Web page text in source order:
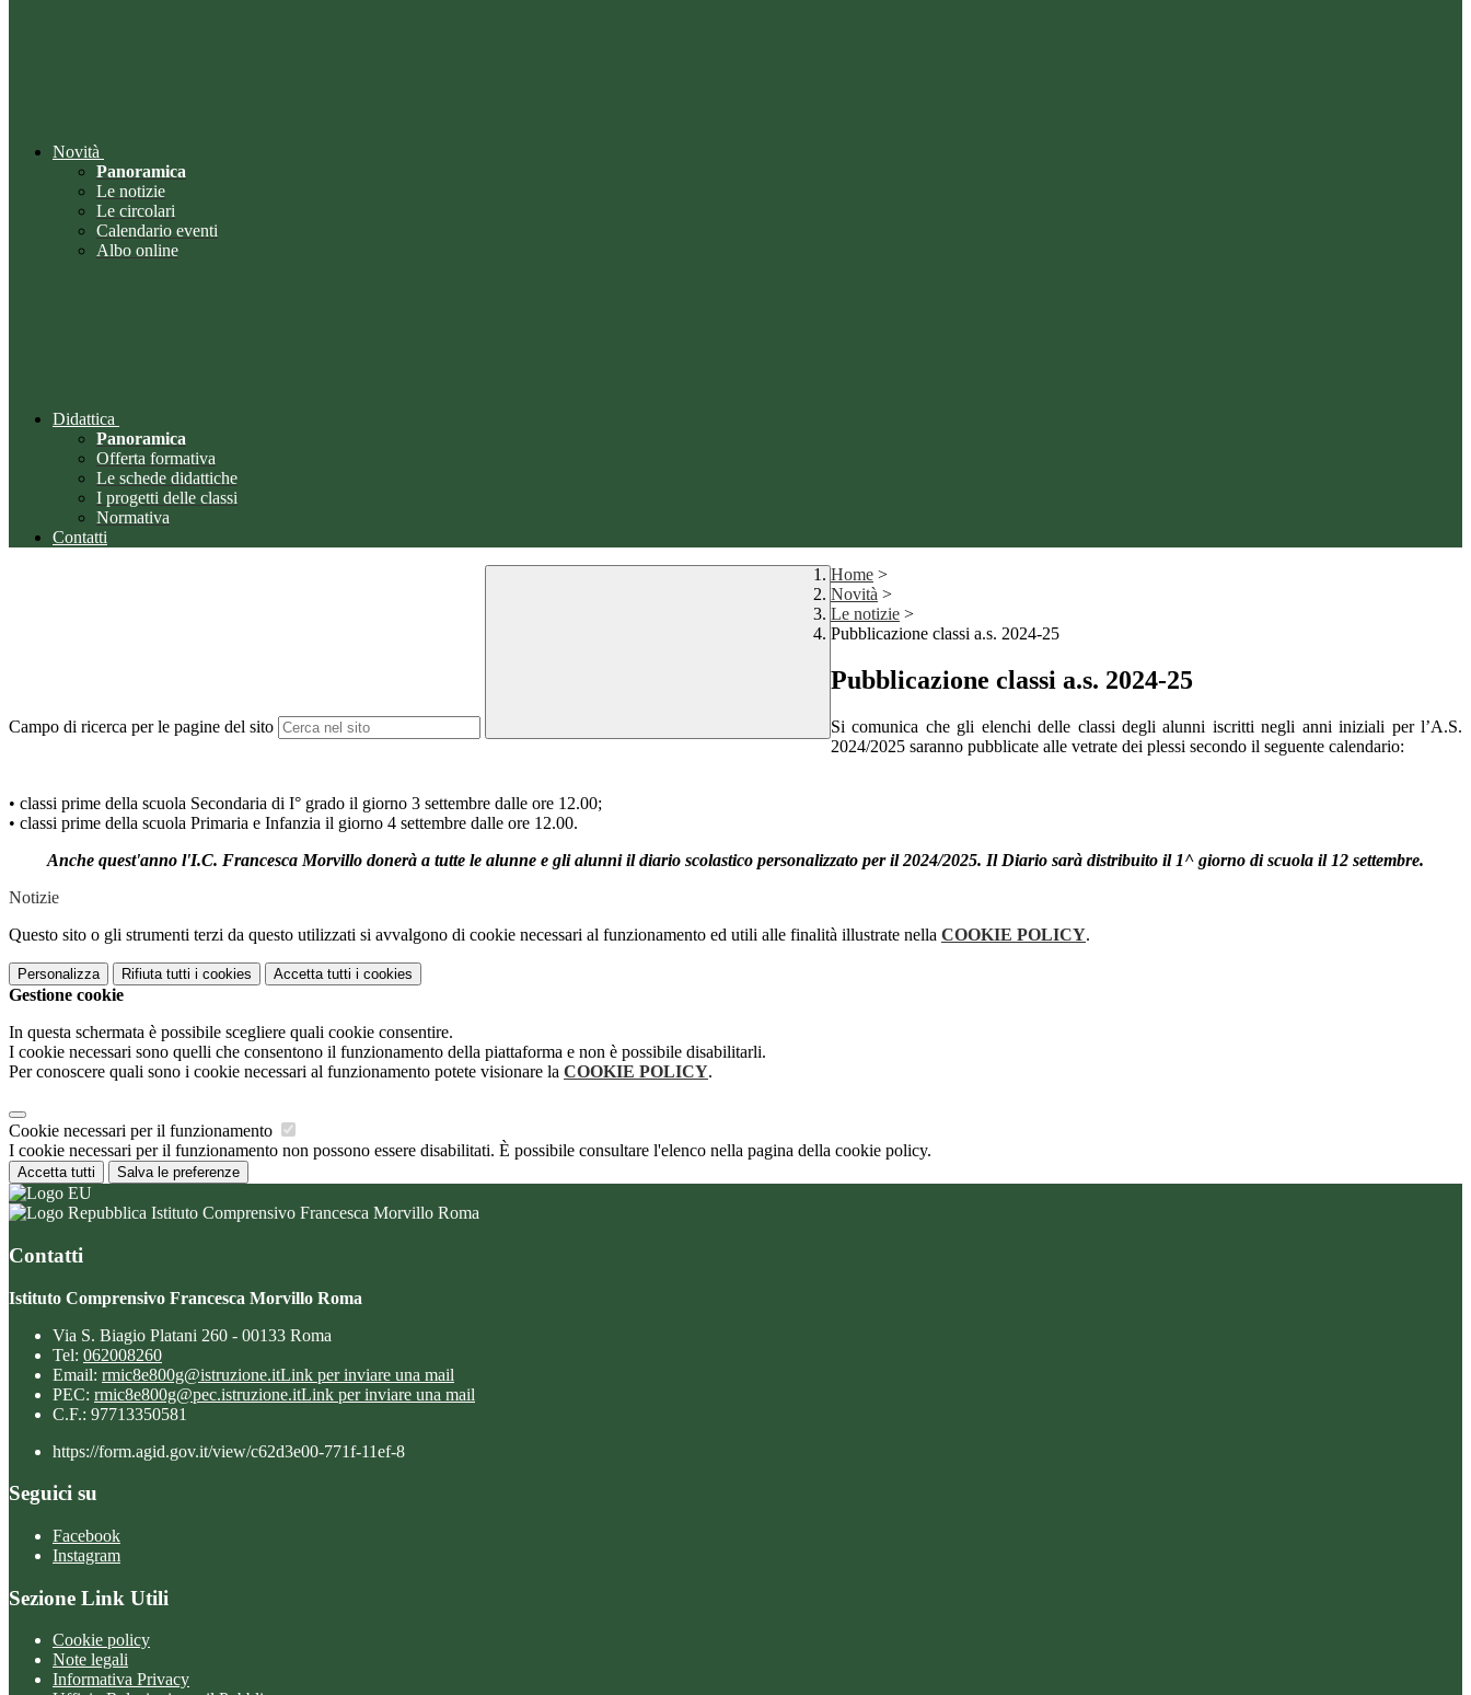
Novità
Panoramica
Le notizie
Le circolari
Calendario eventi
Albo online
Didattica
Panoramica
Offerta formativa
Le schede didattiche
I progetti delle classi
Normativa
Contatti
Campo di ricerca per le pagine del sito
Home >
Novità >
Le notizie >
Pubblicazione classi a.s. 2024-25
Pubblicazione classi a.s. 2024-25
Si comunica che gli elenchi delle classi degli alunni iscritti negli anni iniziali per l’A.S.
2024/2025 saranno pubblicate alle vetrate dei plessi secondo il seguente calendario:
• classi prime della scuola Secondaria di I° grado il giorno 3 settembre dalle ore 12.00;
• classi prime della scuola Primaria e Infanzia il giorno 4 settembre dalle ore 12.00.
Anche quest'anno l'I.C. Francesca Morvillo donerà a tutte le alunne e gli alunni il diario scolastico personalizzato per il 2024/2025. Il Diario sarà distribuito il 1^ giorno di scuola il 12 settembre.
Notizie
Questo sito o gli strumenti terzi da questo utilizzati si avvalgono di cookie necessari al funzionamento ed utili alle finalità illustrate nella COOKIE POLICY.
Personalizza Rifiuta tutti i cookies Accetta tutti i cookies
Gestione cookie
In questa schermata è possibile scegliere quali cookie consentire.
I cookie necessari sono quelli che consentono il funzionamento della piattaforma e non è possibile disabilitarli.
Per conoscere quali sono i cookie necessari al funzionamento potete visionare la COOKIE POLICY.
Cookie necessari per il funzionamento
I cookie necessari per il funzionamento non possono essere disabilitati. È possibile consultare l'elenco nella pagina della cookie policy.
Accetta tutti Salva le preferenze
Istituto Comprensivo Francesca Morvillo Roma
Contatti
Istituto Comprensivo Francesca Morvillo Roma
Via S. Biagio Platani 260 - 00133 Roma
Tel: 062008260
Email: rmic8e800g@istruzione.itLink per inviare una mail
PEC: rmic8e800g@pec.istruzione.itLink per inviare una mail
C.F.: 97713350581
https://form.agid.gov.it/view/c62d3e00-771f-11ef-8
Seguici su
Facebook
Instagram
Sezione Link Utili
Cookie policy
Note legali
Informativa Privacy